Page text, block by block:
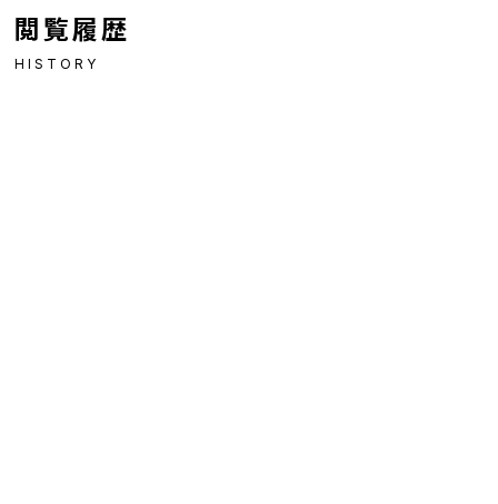
閲覧履歴
HISTORY